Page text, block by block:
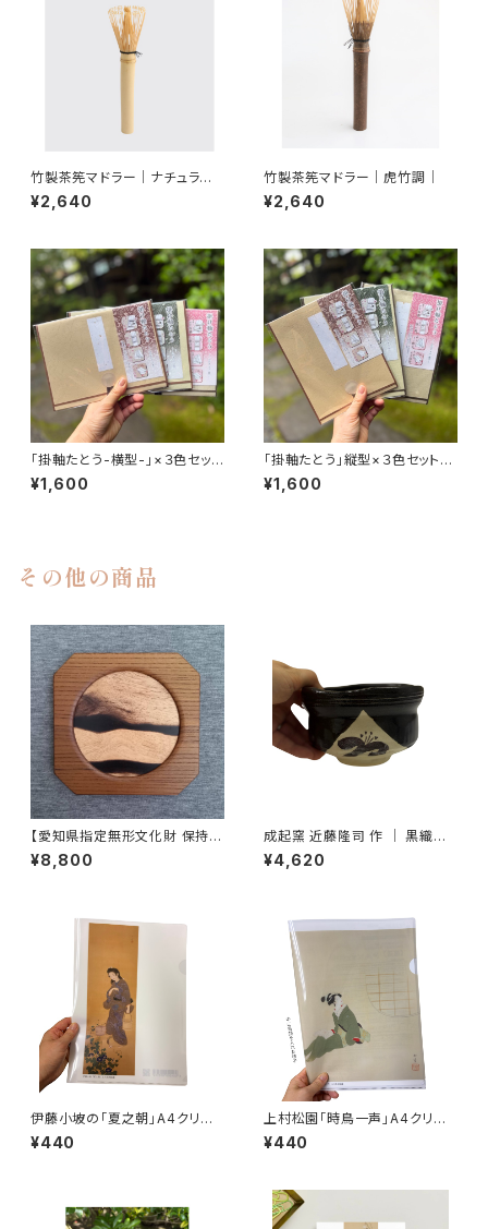
竹製茶筅マドラー｜ナチュラル
｜
¥2,640
竹製茶筅マドラー｜虎竹調｜
¥2,640
「掛軸たとう-横型-」×３色セット
【送料無料】
¥1,600
「掛軸たとう」縦型×３色セット
【送料無料】
¥1,600
その他の商品
【愛知県指定無形文化財 保持
者】川口清三 作「黒柿と神代欅
の銘々皿」④
¥8,800
成起窯 近藤隆司 作 ｜ 黒織部
茶碗（箱なし）
¥4,620
伊藤小坡の「夏之朝」A4クリア
ファイル
¥440
上村松園「時鳥一声」A4クリア
ファイル
¥440